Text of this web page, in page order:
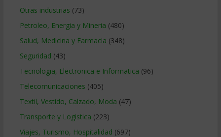
Otras industrias (73)
Petroleo, Energia y Mineria (480)
Salud, Medicina y Farmacia (348)
Seguridad (43)
Tecnologia, Electronica e Informatica (96)
Telecomunicaciones (405)
Textil, Vestido, Calzado, Moda (47)
Transporte y Logistica (223)
Viajes, Turismo, Hospitalidad (697)